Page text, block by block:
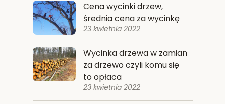
Cena wycinki drzew,
średnia cena za wycinkę
23 kwietnia 2022
Wycinka drzewa w zamian
za drzewo czyli komu się
to opłaca
23 kwietnia 2022